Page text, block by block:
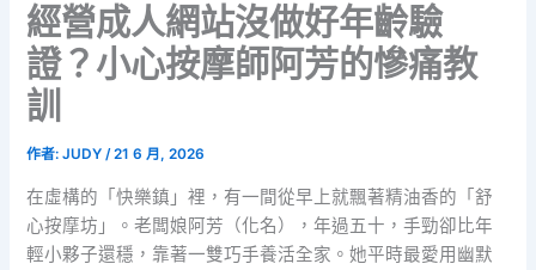
經營成人網站沒做好年齡驗
證？小心按摩師阿芳的慘痛教
訓
作者:JUDY/21 6 月, 2026
在虛構的「快樂鎮」裡，有一間從早上就飄著精油香的「舒
心按摩坊」。老闆娘阿芳（化名），年過五十，手勁卻比年
輕小夥子還穩，靠著一雙巧手養活全家。她平時最愛用幽默